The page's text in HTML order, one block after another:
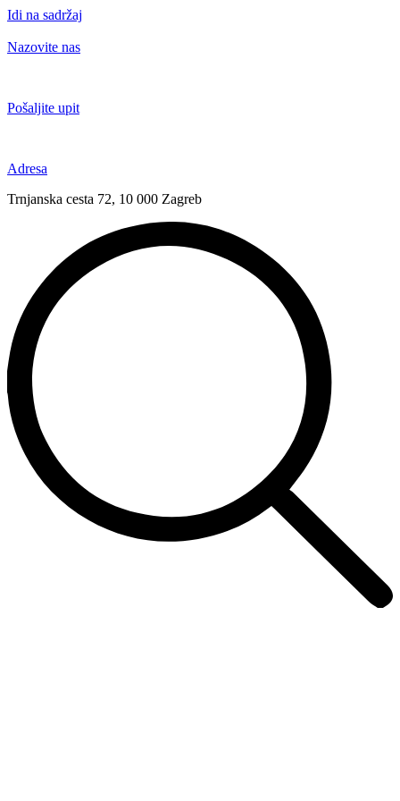
Idi na sadržaj
Nazovite nas
Pošaljite upit
Adresa
Trnjanska cesta 72, 10 000 Zagreb